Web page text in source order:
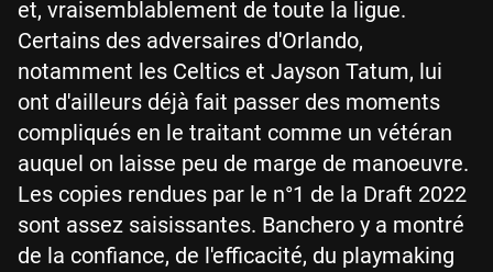
et, vraisemblablement de toute la ligue.
Certains des adversaires d'Orlando,
notamment les Celtics et Jayson Tatum, lui
ont d'ailleurs déjà fait passer des moments
compliqués en le traitant comme un vétéran
auquel on laisse peu de marge de manoeuvre.
Les copies rendues par le n°1 de la Draft 2022
sont assez saisissantes. Banchero y a montré
de la confiance, de l'efficacité, du playmaking